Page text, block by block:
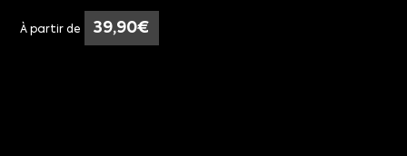
À partir de 39,90€